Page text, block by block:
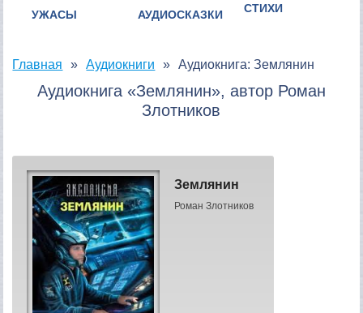
УЖАСЫ
АУДИОСКАЗКИ
СТИХИ
Главная Аудиокниги Аудиокнига: Землянин
Аудиокнига «Землянин», автор Роман
Злотников
Землянин
Роман Злотников